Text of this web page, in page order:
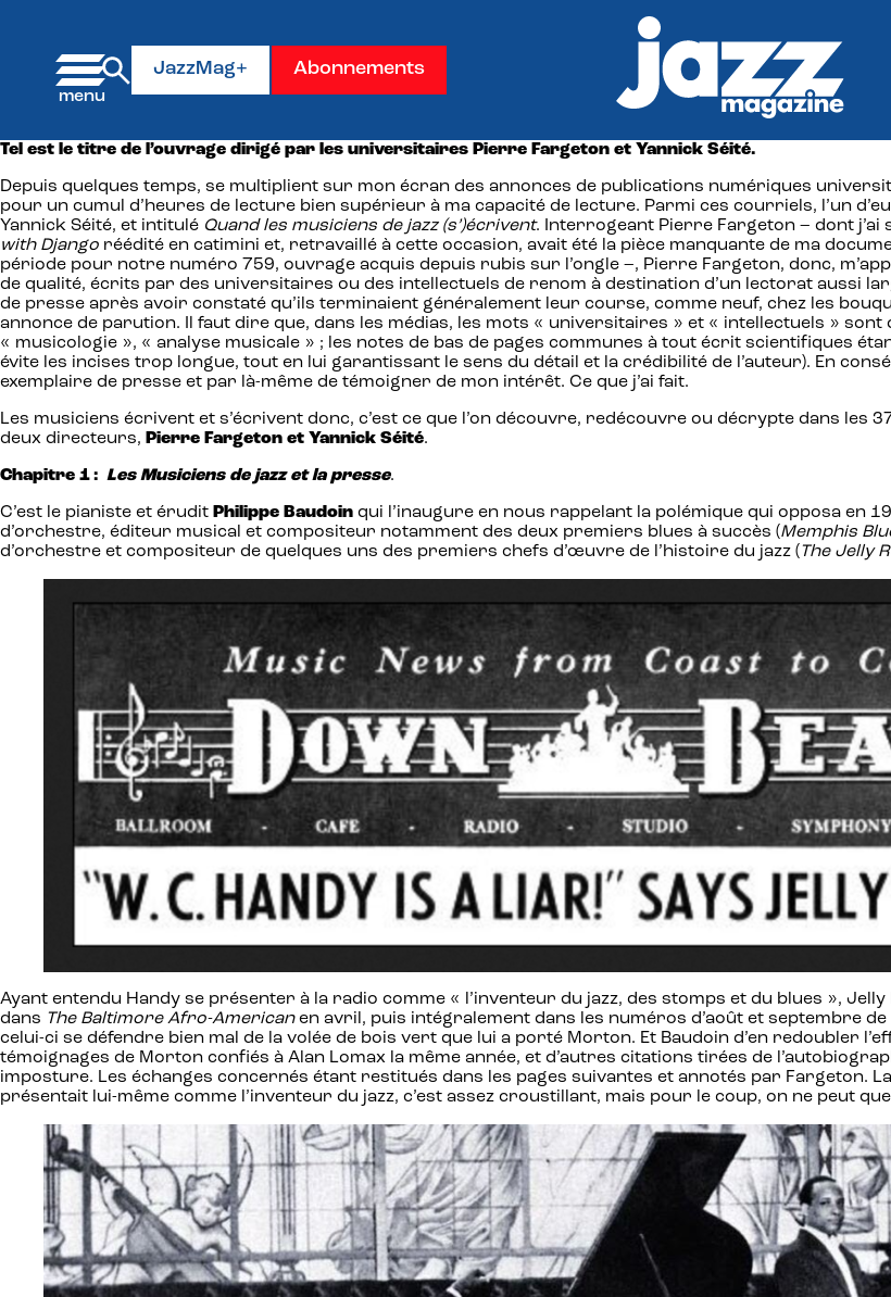
JazzMag+ Abonnements
Tel est le titre de l’ouvrage dirigé par les universitaires Pierre Fargeton et Yannick Séité.
Depuis quelques temps, se multiplient sur mon écran des annonces de publications numériques
pour un cumul d’heures de lecture bien supérieur à ma capacité de lecture. Parmi ces courriels, l’un
Yannick Séité, et intitulé Quand les musiciens de jazz (s’)écrivent. Interrogeant Pierre Fargeton – dont j’ai
with Django réédité en catimini et, retravaillé à cette occasion, avait été la pièce manquante de ma
période pour notre numéro 759, ouvrage acquis depuis rubis sur l’ongle –, Pierre Fargeton, donc,
de qualité, écrits par des universitaires ou des intellectuels de renom à destination d’un lectorat aussi
de presse après avoir constaté qu’ils terminaient généralement leur course, comme neuf, chez les
annonce de parution. Il faut dire que, dans les médias, les mots « universitaires » et « intellectuels »
« musicologie », « analyse musicale » ; les notes de bas de pages communes à tout écrit scientifiques
évite les incises trop longue, tout en lui garantissant le sens du détail et la crédibilité de l’auteur). En
exemplaire de presse et par là-même de témoigner de mon intérêt. Ce que j’ai fait.
Les musiciens écrivent et s’écrivent donc, c’est ce que l’on découvre, redécouvre ou décrypte dans les
deux directeurs, Pierre Fargeton et Yannick Séité.
Chapitre 1 : Les Musiciens de jazz et la presse.
C’est le pianiste et érudit Philippe Baudoin qui l’inaugure en nous rappelant la polémique qui opposa en
d’orchestre, éditeur musical et compositeur notamment des deux premiers blues à succès (Memphis
d’orchestre et compositeur de quelques uns des premiers chefs d’œuvre de l’histoire du jazz (The Jelly
Ayant entendu Handy se présenter à la radio comme « l’inventeur du jazz, des stomps et du blues »,
dans The Baltimore Afro-Americanen avril, puis intégralement dans les numéros d’août et septembre de
celui-ci se défendre bien mal de la volée de bois vert que lui a porté Morton. Et Baudoin d’en redoubler
témoignages de Morton confiés à Alan Lomax la même année, et d’autres citations tirées de
imposture. Les échanges concernés étant restitués dans les pages suivantes et annotés par Fargeton.
présentait lui-même comme l’inventeur du jazz, c’est assez croustillant, mais pour le coup, on ne peut